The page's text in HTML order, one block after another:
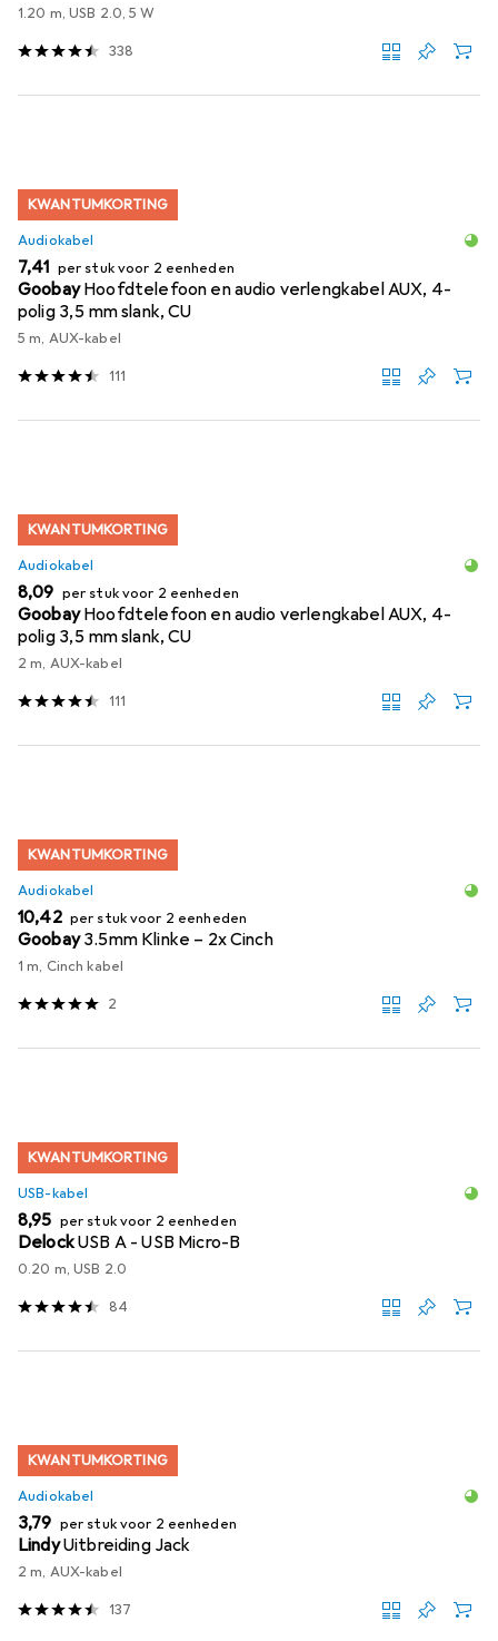
1.20 m, USB 2.0, 5 W
338
KWANTUMKORTING
Audiokabel
EUR
7,41 per stuk voor 2 eenheden
Goobay Hoofdtelefoon en audio verlengkabel AUX, 4-
polig 3,5 mm slank, CU
5 m, AUX-kabel
111
KWANTUMKORTING
Audiokabel
EUR
8,09 per stuk voor 2 eenheden
Goobay Hoofdtelefoon en audio verlengkabel AUX, 4-
polig 3,5 mm slank, CU
2 m, AUX-kabel
111
KWANTUMKORTING
Audiokabel
EUR
10,42 per stuk voor 2 eenheden
Goobay 3.5mm Klinke – 2x Cinch
1 m, Cinch kabel
2
KWANTUMKORTING
USB-kabel
EUR
8,95 per stuk voor 2 eenheden
DelockUSB A - USB Micro-B
0.20 m, USB 2.0
84
KWANTUMKORTING
Audiokabel
EUR
3,79 per stuk voor 2 eenheden
LindyUitbreiding Jack
2 m, AUX-kabel
137